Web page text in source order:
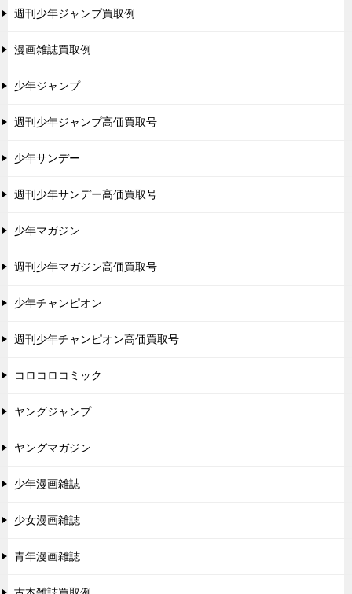
週刊少年ジャンプ買取例
漫画雑誌買取例
少年ジャンプ
週刊少年ジャンプ高価買取号
少年サンデー
週刊少年サンデー高価買取号
少年マガジン
週刊少年マガジン高価買取号
少年チャンピオン
週刊少年チャンピオン高価買取号
コロコロコミック
ヤングジャンプ
ヤングマガジン
少年漫画雑誌
少女漫画雑誌
青年漫画雑誌